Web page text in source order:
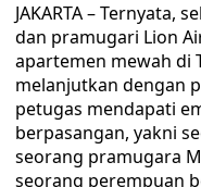
JAKARTA – Ternyata,
dan pramugari Lion
apartemen mewah di
melanjutkan dengan
petugas mendapati
berpasangan, yakni
seorang pramugara
seorang perempuan